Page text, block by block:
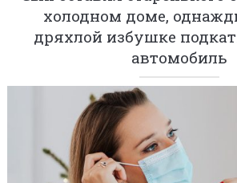
холодном доме,
дряхлой избушке
автомобиль